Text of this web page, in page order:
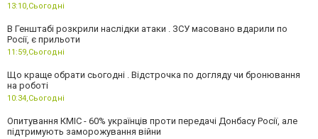
13:10,Сьогодні
В Генштабі розкрили наслідки атаки . ЗСУ масовано вдарили по
Росії, є прильоти
11:59,Сьогодні
Що краще обрати сьогодні . Відстрочка по догляду чи бронювання
на роботі
10:34,Сьогодні
Опитування КМІС - 60% українців проти передачі Донбасу Росії, але
підтримують заморожування війни